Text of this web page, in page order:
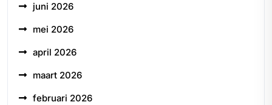
juni 2026
mei 2026
april 2026
maart 2026
februari 2026